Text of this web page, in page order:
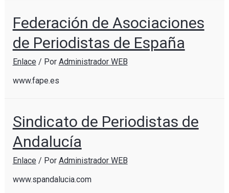
Federación de Asociaciones
de Periodistas de España
Enlace/ Por Administrador WEB
www.fape.es
Sindicato de Periodistas de
Andalucía
Enlace/ Por Administrador WEB
www.spandalucia.com